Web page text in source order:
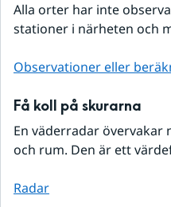
Alla orter har inte
stationer i närheten och
Observationer eller
Få koll på skurarna
En väderradar
och rum. Den är ett
Radar